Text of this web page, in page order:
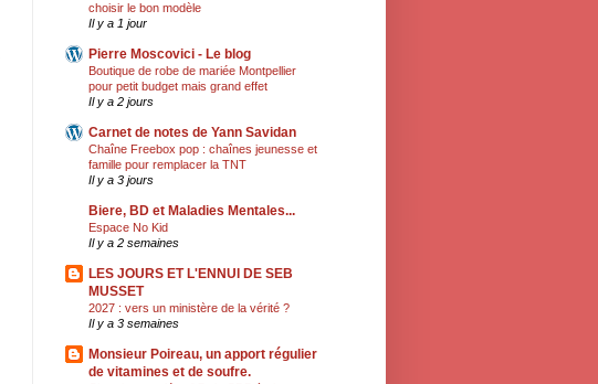
choisir le bon modèle
Il y a 1 jour
Pierre Moscovici - Le blog
Boutique de robe de mariée Montpellier
pour petit budget mais grand effet
Il y a 2 jours
Carnet de notes de Yann Savidan
Chaîne Freebox pop : chaînes jeunesse et
famille pour remplacer la TNT
Il y a 3 jours
Biere, BD et Maladies Mentales...
Espace No Kid
Il y a 2 semaines
LES JOURS ET L'ENNUI DE SEB
MUSSET
2027 : vers un ministère de la vérité ?
Il y a 3 semaines
Monsieur Poireau, un apport régulier
de vitamines et de soufre.